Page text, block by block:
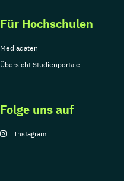
Für Hochschulen
Mediadaten
Übersicht Studienportale
Folge uns auf
Instagram